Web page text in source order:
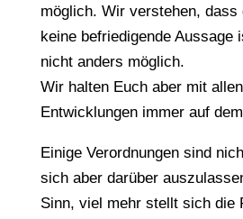
möglich. Wir verstehen, dass
keine befriedigende Aussage
nicht anders möglich.
Wir halten Euch aber mit
Entwicklungen immer auf
Einige Verordnungen sind
sich aber darüber
Sinn, viel mehr stellt sich die